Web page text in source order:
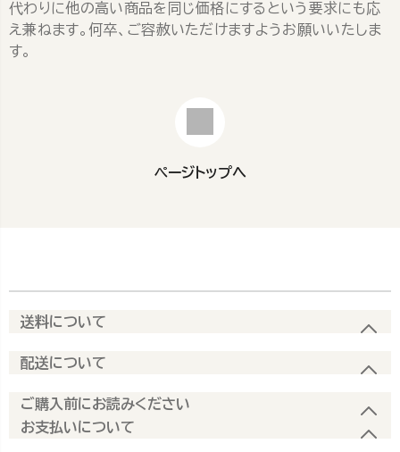
代わりに他の高い商品を同じ価格にするという要求にも応
え兼ねます。何卒、ご容赦いただけますようお願いいたしま
す。
ページトップへ
送料について
配送について
ご購入前にお読みください
お支払いについて